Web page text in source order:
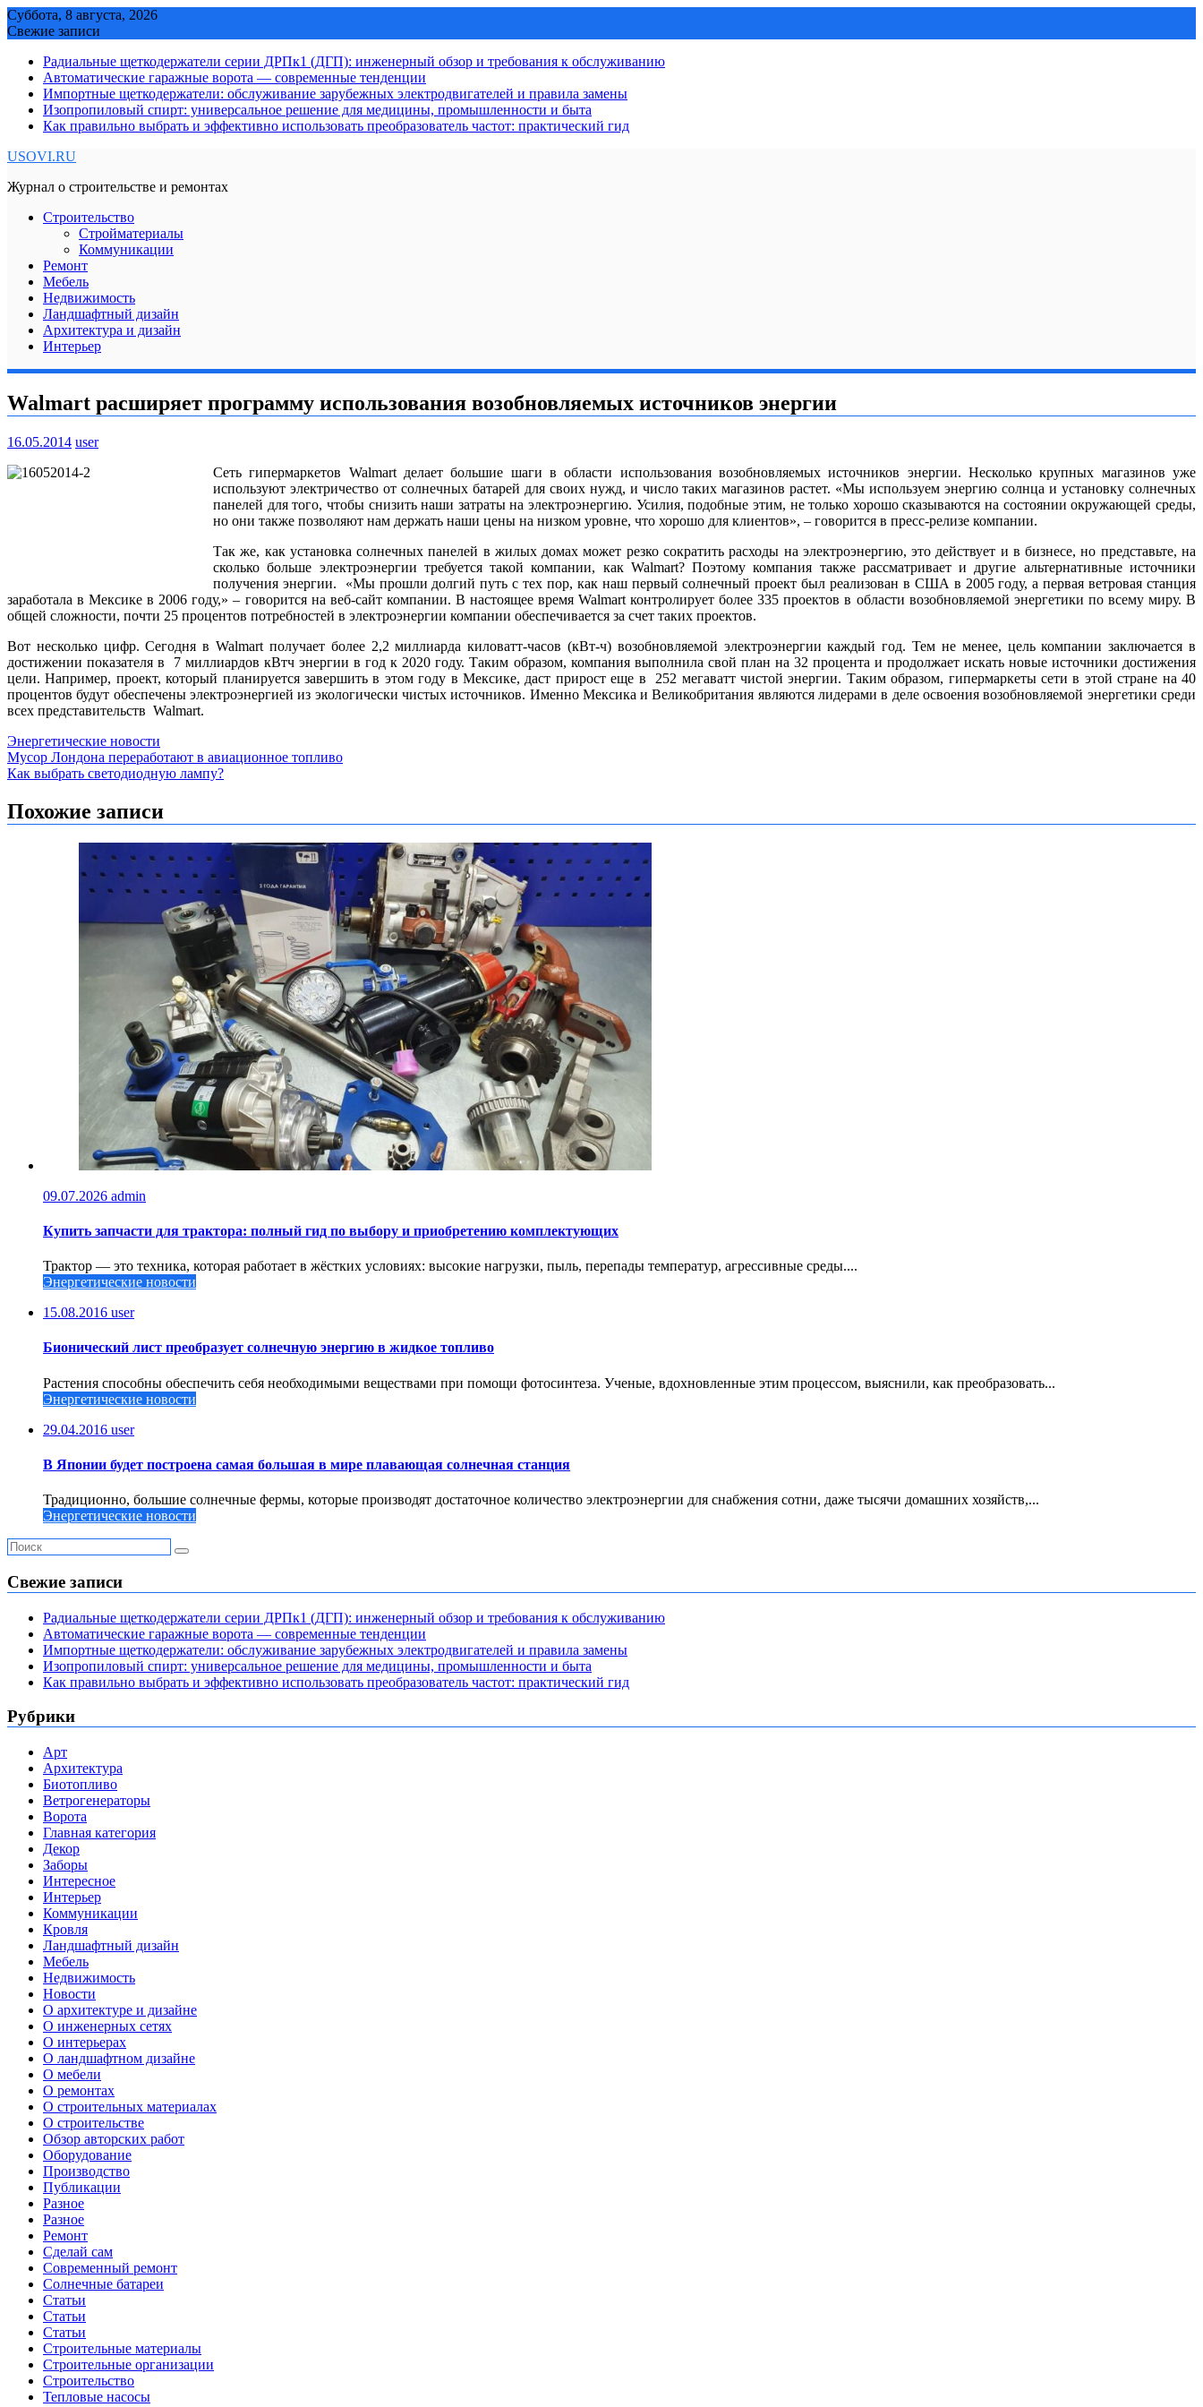
Skip
to
Суббота, 8 августа, 2026
Свежие записи
Радиальные щеткодержатели серии ДРПк1 (ДГП): инженерный обзор и требования к обслуживанию
Автоматические гаражные ворота — современные тенденции
Импортные щеткодержатели: обслуживание зарубежных электродвигателей и правила замены
Изопропиловый спирт: универсальное решение для медицины, промышленности и быта
Как правильно выбрать и эффективно использовать преобразователь частот: практический гид
USOVI.RU
Журнал о строительстве и ремонтах
Строительство
Стройматериалы
Коммуникации
Ремонт
Мебель
Недвижимость
Ландшафтный дизайн
Архитектура и дизайн
Интерьер
Walmart расширяет программу использования возобновляемых источников энергии
16.05.2014 user
Сеть гипермаркетов Walmart делает большие шаги в области использования возобновляемых источников энергии. Несколько крупных магазинов уже
используют электричество от солнечных батарей для своих нужд, и число таких магазинов растет. «Мы используем энергию солнца и установку солнечных
панелей для того, чтобы снизить наши затраты на электроэнергию. Усилия, подобные этим, не только хорошо сказываются на состоянии окружающей среды,
но они также позволяют нам держать наши цены на низком уровне, что хорошо для клиентов», – говорится в пресс-релизе компании.
Так же, как установка солнечных панелей в жилых домах может резко сократить расходы на электроэнергию, это действует и в бизнесе, но представьте, на
сколько больше электроэнергии требуется такой компании, как Walmart? Поэтому компания также рассматривает и другие альтернативные источники
получения энергии. «Мы прошли долгий путь с тех пор, как наш первый солнечный проект был реализован в США в 2005 году, а первая ветровая станция
заработала в Мексике в 2006 году,» – говорится на веб-сайт компании. В настоящее время Walmart контролирует более 335 проектов в области возобновляемой энергетики по всему миру. В
общей сложности, почти 25 процентов потребностей в электроэнергии компании обеспечивается за счет таких проектов.
Вот несколько цифр. Сегодня в Walmart получает более 2,2 миллиарда киловатт-часов (кВт-ч) возобновляемой электроэнергии каждый год. Тем не менее, цель компании заключается в
достижении показателя в 7 миллиардов кВтч энергии в год к 2020 году. Таким образом, компания выполнила свой план на 32 процента и продолжает искать новые источники достижения
цели. Например, проект, который планируется завершить в этом году в Мексике, даст прирост еще в 252 мегаватт чистой энергии. Таким образом, гипермаркеты сети в этой стране на 40
процентов будут обеспечены электроэнергией из экологически чистых источников. Именно Мексика и Великобритания являются лидерами в деле освоения возобновляемой энергетики среди
всех представительств Walmart.
Энергетические новости
Навигация
по
записям
Мусор Лондона переработают в авиационное топливо
Как выбрать светодиодную лампу?
Похожие записи
09.07.2026 admin
Купить запчасти для трактора: полный гид по выбору и приобретению комплектующих
Трактор — это техника, которая работает в жёстких условиях: высокие нагрузки, пыль, перепады температур, агрессивные среды....
Энергетические новости
15.08.2016 user
Бионический лист преобразует солнечную энергию в жидкое топливо
Растения способны обеспечить себя необходимыми веществами при помощи фотосинтеза. Ученые, вдохновленные этим процессом, выяснили, как преобразовать...
Энергетические новости
29.04.2016 user
В Японии будет построена самая большая в мире плавающая солнечная станция
Традиционно, большие солнечные фермы, которые производят достаточное количество электроэнергии для снабжения сотни, даже тысячи домашних хозяйств,...
Энергетические новости
Свежие записи
Радиальные щеткодержатели серии ДРПк1 (ДГП): инженерный обзор и требования к обслуживанию
Автоматические гаражные ворота — современные тенденции
Импортные щеткодержатели: обслуживание зарубежных электродвигателей и правила замены
Изопропиловый спирт: универсальное решение для медицины, промышленности и быта
Как правильно выбрать и эффективно использовать преобразователь частот: практический гид
Рубрики
Арт
Архитектура
Биотопливо
Ветрогенераторы
Ворота
Главная категория
Декор
Заборы
Интересное
Интерьер
Коммуникации
Кровля
Ландшафтный дизайн
Мебель
Недвижимость
Новости
О архитектуре и дизайне
О инженерных сетях
О интерьерах
О ландшафтном дизайне
О мебели
О ремонтах
О строительных материалах
О строительстве
Обзор авторских работ
Оборудование
Производство
Публикации
Разное
Разное
Ремонт
Сделай сам
Современный ремонт
Солнечные батареи
Статьи
Статьи
Статьи
Строительные материалы
Строительные организации
Строительство
Тепловые насосы